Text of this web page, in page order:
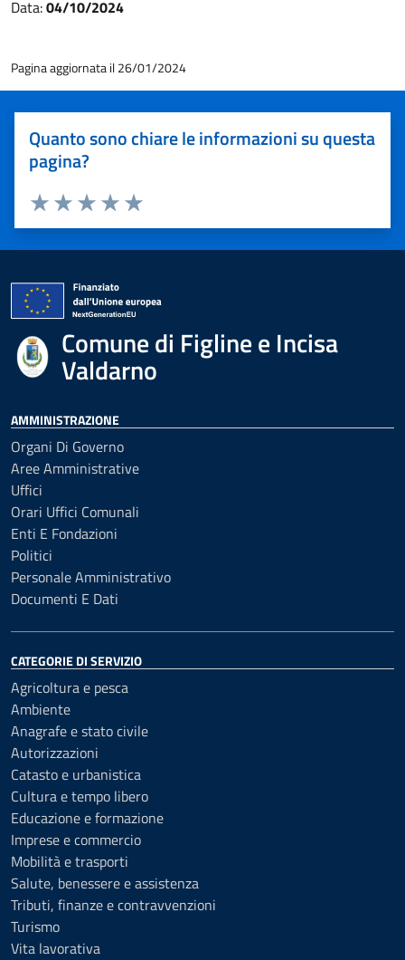
Data:04/10/2024
Pagina aggiornata il 26/01/2024
Quanto sono chiare le informazioni su questa
pagina?
Valuta 5 stelle su 5
Valuta 4 stelle su 5
Valuta 3 stelle su 5
Valuta 2 stelle su 5
Valuta 1 stelle su 5
Comune di Figline e Incisa
Valdarno
AMMINISTRAZIONE
Organi Di Governo
Aree Amministrative
Uffici
Orari Uffici Comunali
Enti E Fondazioni
Politici
Personale Amministrativo
Documenti E Dati
CATEGORIE DI SERVIZIO
Agricoltura e pesca
Ambiente
Anagrafe e stato civile
Autorizzazioni
Catasto e urbanistica
Cultura e tempo libero
Educazione e formazione
Imprese e commercio
Mobilità e trasporti
Salute, benessere e assistenza
Tributi, finanze e contravvenzioni
Turismo
Vita lavorativa